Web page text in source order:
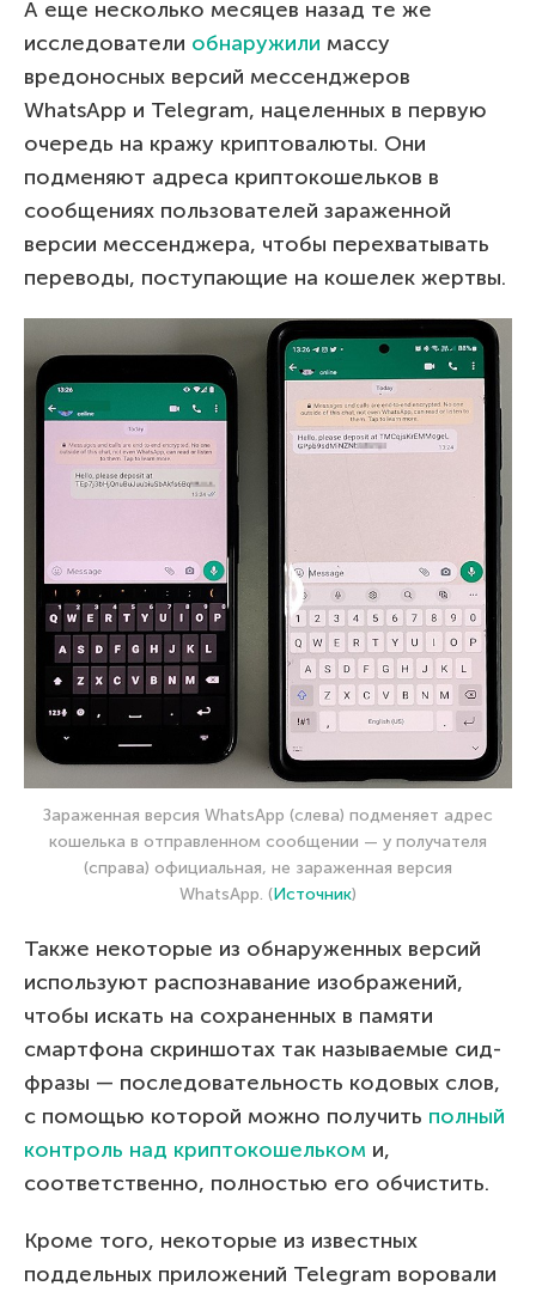
А еще несколько месяцев назад те же
исследователи обнаружили массу
вредоносных версий мессенджеров
WhatsApp и Telegram, нацеленных в первую
очередь на кражу криптовалюты. Они
подменяют адреса криптокошельков в
сообщениях пользователей зараженной
версии мессенджера, чтобы перехватывать
переводы, поступающие на кошелек жертвы.
Зараженная версия WhatsApp (слева) подменяет адрес
кошелька в отправленном сообщении — у получателя
(справа) официальная, не зараженная версия
WhatsApp. (Источник)
Также некоторые из обнаруженных версий
используют распознавание изображений,
чтобы искать на сохраненных в памяти
смартфона скриншотах так называемые сид-
фразы — последовательность кодовых слов,
с помощью которой можно получить полный
контроль над криптокошельком и,
соответственно, полностью его обчистить.
Кроме того, некоторые из известных
поддельных приложений Telegram воровали